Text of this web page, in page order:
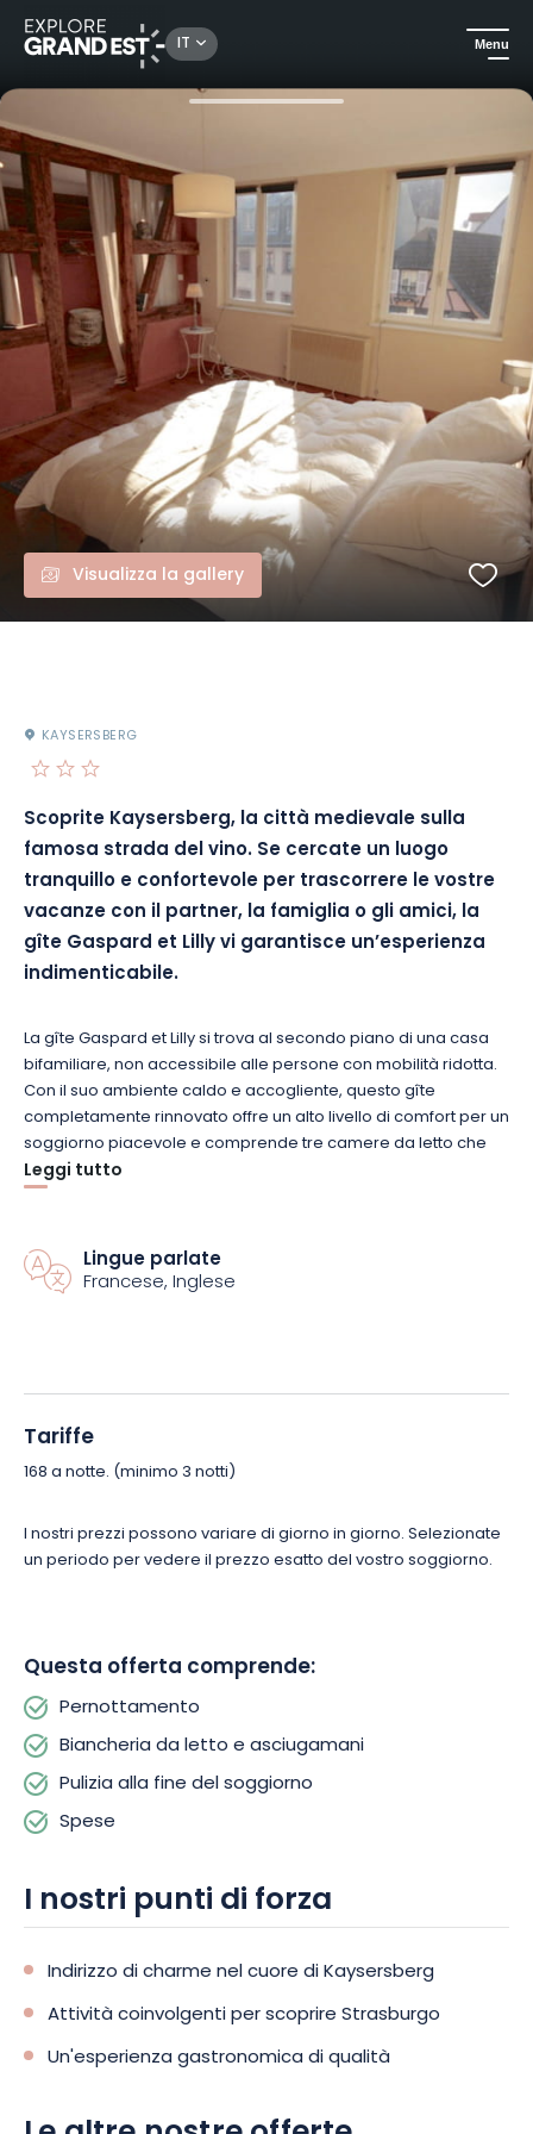
IT Menu
Case vacanza Gîte Gaspard et Lilly a Kaysersberg
Visualizza la gallery
KAYSERSBERG
Scoprite Kaysersberg, la città medievale sulla
famosa strada del vino. Se cercate un luogo
tranquillo e confortevole per trascorrere le vostre
vacanze con il partner, la famiglia o gli amici, la
gîte Gaspard et Lilly vi garantisce un’esperienza
indimenticabile.
La gîte Gaspard et Lilly si trova al secondo piano di una casa
bifamiliare, non accessibile alle persone con mobilità ridotta.
Con il suo ambiente caldo e accogliente, questo gîte
completamente rinnovato offre un alto livello di comfort per un
soggiorno piacevole e comprende tre camere da letto che
possono ospitare fino a 6 persone. Il soggiorno, che si apre su
un balcone arredato con una perfetta esposizione a sud,
magnifica vista su Kaysersberg. Dalle camere da letto alla
cucina, senza dimenticare il bagno e la toilette separata,
l’alloggio è dotato di tutto il necessario per un soggiorno
Apprezzato per la sua posizione, il gîte Gaspard et Lilly vi
vostro alloggio troverete i negozi locali, per la vostra
comodità quotidiana, poiché l’alloggio Gaspard et Lilly è
Infine, il gîte Gaspard et Lilly è la base ideale per esplorare
Colmar e le meraviglie della regione. Nella zona ci sono molti
ristoranti dove potrete gustare la cucina alsaziana e i prodotti
locali. Inoltre, potrete praticare attività all’aria aperta come
l’escursionismo, il ciclismo, la pesca o semplicemente godervi
una breve passeggiata lungo la strada del vino. Cosa
Leggi tutto
Lingue parlate
Francese, Inglese
Tariffe
168 a notte. (minimo 3 notti)
I nostri prezzi possono variare di giorno in giorno. Selezionate
un periodo per vedere il prezzo esatto del vostro soggiorno.
Questa offerta comprende:
Pernottamento
Biancheria da letto e asciugamani
Pulizia alla fine del soggiorno
Spese
I nostri punti di forza
Indirizzo di charme nel cuore di Kaysersberg
Attività coinvolgenti per scoprire Strasburgo
Un'esperienza gastronomica di qualità